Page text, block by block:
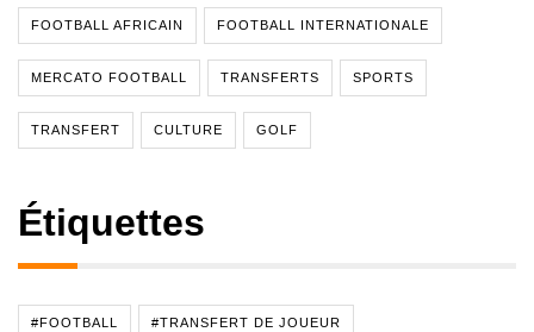
FOOTBALL AFRICAIN FOOTBALL INTERNATIONALE
MERCATO FOOTBALL TRANSFERTS SPORTS
TRANSFERT CULTURE GOLF
Étiquettes
#FOOTBALL #TRANSFERT DE JOUEUR